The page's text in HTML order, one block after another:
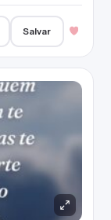
Salvar